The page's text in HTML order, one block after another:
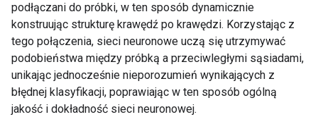
podłączani do próbki, w ten sposób dynamicznie
konstruując strukturę krawędź po krawędzi. Korzystając z
tego połączenia, sieci neuronowe uczą się utrzymywać
podobieństwa między próbką a przeciwległymi sąsiadami,
unikając jednocześnie nieporozumień wynikających z
błędnej klasyfikacji, poprawiając w ten sposób ogólną
jakość i dokładność sieci neuronowej.